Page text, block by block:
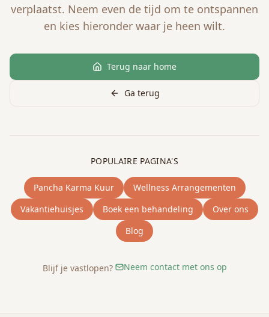
verplaatst. Neem even de tijd om te ontspannen
en kies hieronder waar je heen wilt.
Terug naar home
Ga terug
POPULAIRE PAGINA'S
Pancha Karma Kuur
Wellness Arrangementen
Vakantiehuisjes
Boek een behandeling
Over ons
Blog
Blijf je vastlopen? Neem contact met ons op